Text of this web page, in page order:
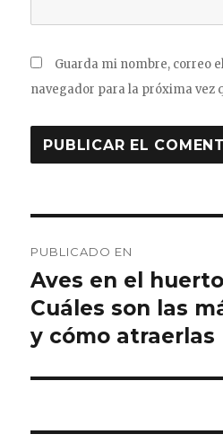
Guarda mi nombre, correo
navegador para la próxima vez
de
entradas
PUBLICADO EN
Aves en el
Cuáles son las
y cómo atraerlas